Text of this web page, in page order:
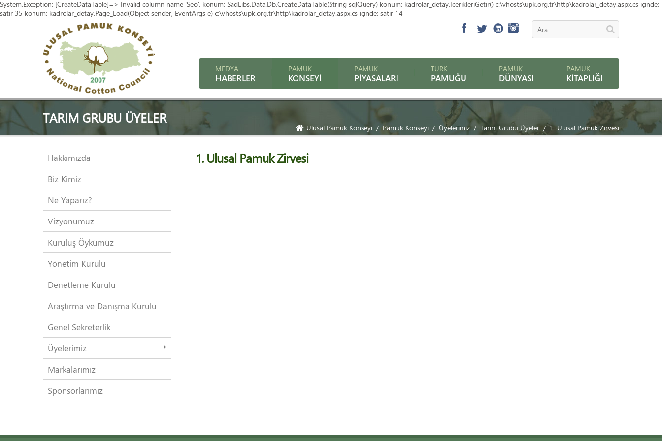
System.Exception: [CreateDataTable]=> Invalid column name 'Seo'. konum: SadLibs.Data.Db.CreateDataTable(String sqlQuery) konum: kadrolar_detay.IcerikleriGetir() c:\vhosts\upk.org.tr\http\kadrolar_detay.aspx.cs içinde:
satır 35 konum: kadrolar_detay.Page_Load(Object sender, EventArgs e) c:\vhosts\upk.org.tr\http\kadrolar_detay.aspx.cs içinde: satır 14
MEDYA
HABERLER
PAMUK
KONSEYI
PAMUK
PIYASALARI
TÜRK
PAMUĞU
PAMUK
DÜNYASI
PAMUK
KITAPLIĞI
TARIM GRUBU ÜYELER
Ulusal Pamuk Konseyi Pamuk Konseyi Üyelerimiz Tarım Grubu Üyeler 1. Ulusal Pamuk Zirvesi
1. Ulusal Pamuk Zirvesi
Hakkımızda
Biz Kimiz
Ne Yaparız?
Vizyonumuz
Kuruluş Öykümüz
Yönetim Kurulu
Denetleme Kurulu
Araştırma ve Danışma Kurulu
Genel Sekreterlik
Üyelerimiz
Markalarımız
Sponsorlarımız